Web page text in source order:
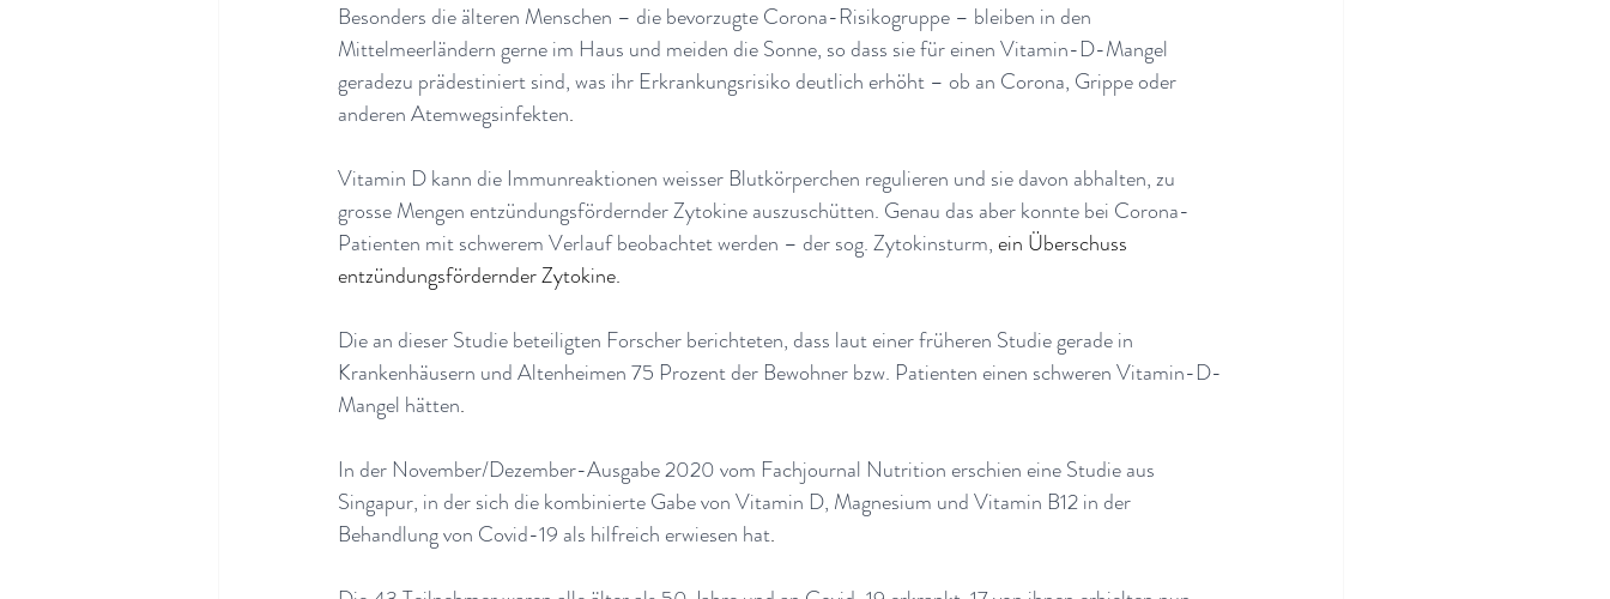
Besonders die älteren Menschen – die bevorzugte Corona-Risikogruppe – bleiben in den
Mittelmeerländern gerne im Haus und meiden die Sonne, so dass sie für einen Vitamin-D-Mangel
geradezu prädestiniert sind, was ihr Erkrankungsrisiko deutlich erhöht – ob an Corona, Grippe oder
anderen Atemwegsinfekten.
Vitamin D kann die Immunreaktionen weisser Blutkörperchen regulieren und sie davon abhalten, zu
grosse Mengen entzündungsfördernder Zytokine auszuschütten. Genau das aber konnte bei Corona-
Patienten mit schwerem Verlauf beobachtet werden – der sog. Zytokinsturm, ein Überschuss
entzündungsfördernder Zytokine.
Die an dieser Studie beteiligten Forscher berichteten, dass laut einer früheren Studie gerade in
Krankenhäusern und Altenheimen 75 Prozent der Bewohner bzw. Patienten einen schweren Vitamin-D-
Mangel hätten.
In der November/Dezember-Ausgabe 2020 vom Fachjournal Nutrition erschien eine Studie aus
Singapur, in der sich die kombinierte Gabe von Vitamin D, Magnesium und Vitamin B12 in der
Behandlung von Covid-19 als hilfreich erwiesen hat.